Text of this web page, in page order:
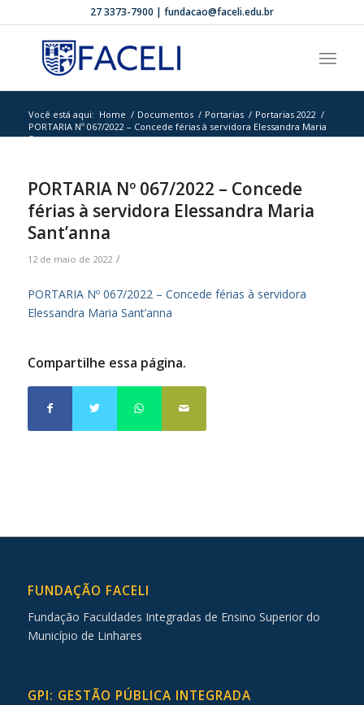
27 3373-7900 | fundacao@faceli.edu.br
Você está aqui: Home / Documentos / Portarias / Portarias 2022 /
PORTARIA Nº 067/2022 – Concede férias à servidora Elessandra Maria
Sa...
PORTARIA Nº 067/2022 – Concede
férias à servidora Elessandra Maria
Sant’anna
12 de maio de 2022 /
PORTARIA Nº 067/2022 – Concede férias à servidora
Elessandra Maria Sant’anna
Compartilhe essa página.
FUNDAÇÃO FACELI
Fundação Faculdades Integradas de Ensino Superior do
Município de Linhares
GPI: GESTÃO PÚBLICA INTEGRADA